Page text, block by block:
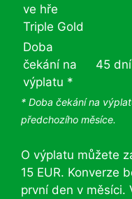
ve hře
Triple Gold
Doba
čekání na
výplatu *
45 dní
* Doba čekání na
předchozího měsíce.
O výplatu můžete
15 EUR. Konverze
první den v měsíci.